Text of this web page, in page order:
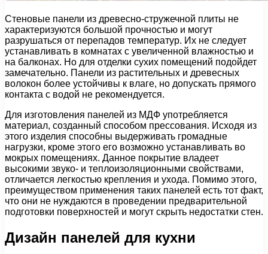
Стеновые панели из древесно-стружечной плиты не
характеризуются большой прочностью и могут
разрушаться от перепадов температур. Их не следует
устанавливать в комнатах с увеличенной влажностью и
на балконах. Но для отделки сухих помещений подойдет
замечательно. Панели из растительных и древесных
волокон более устойчивы к влаге, но допускать прямого
контакта с водой не рекомендуется.
Для изготовления панелей из МДФ употребляется
материал, созданный способом прессования. Исходя из
этого изделия способны выдерживать громадные
нагрузки, кроме этого его возможно устанавливать во
мокрых помещениях. Данное покрытие владеет
высокими звуко- и теплоизоляционными свойствами,
отличается легкостью крепления и ухода. Помимо этого,
преимуществом применения таких панелей есть тот факт,
что они не нуждаются в проведении предварительной
подготовки поверхностей и могут скрыть недостатки стен.
Дизайн панелей для кухни